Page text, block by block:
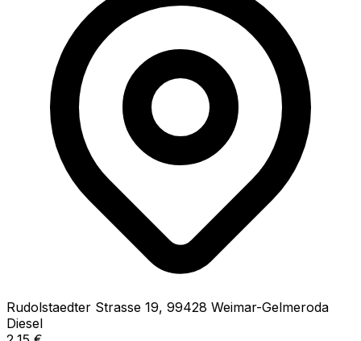
Rudolstaedter Strasse 19, 99428 Weimar-Gelmeroda
Diesel